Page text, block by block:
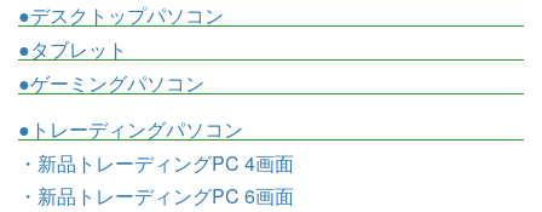
●デスクトップパソコン
●タブレット
●ゲーミングパソコン
●トレーディングパソコン
・新品トレーディングPC 4画面
・新品トレーディングPC 6画面